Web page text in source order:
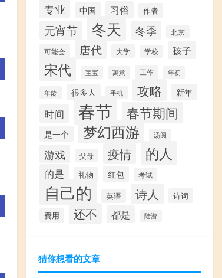
专业 中国 习俗 作者
元宵节 冬天 冬季 北京
可能会 唐代 大学 学校 孩子
宋代 宝宝 寓意 工作 年初
年龄 很多人 手机 攻略 新年
时间 春节 春节期间
是一个 梦幻西游 汤圆
游戏 父母 疫情 的人
的是 礼物 红包 考试
自己的 英语 诗人 诗词
费用 还不 都是 陆游
猜你想看的文章